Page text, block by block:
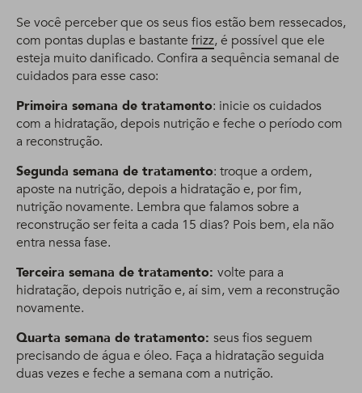
Se você perceber que os seus fios estão bem ressecados,
com pontas duplas e bastante frizz, é possível que ele
esteja muito danificado. Confira a sequência semanal de
cuidados para esse caso:
Primeira semana de tratamento: inicie os cuidados
com a hidratação, depois nutrição e feche o período com
a reconstrução.
Segunda semana de tratamento: troque a ordem,
aposte na nutrição, depois a hidratação e, por fim,
nutrição novamente. Lembra que falamos sobre a
reconstrução ser feita a cada 15 dias? Pois bem, ela não
entra nessa fase.
Terceira semana de tratamento: volte para a
hidratação, depois nutrição e, aí sim, vem a reconstrução
novamente.
Quarta semana de tratamento: seus fios seguem
precisando de água e óleo. Faça a hidratação seguida
duas vezes e feche a semana com a nutrição.